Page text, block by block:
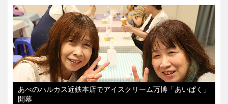
あべのハルカス近鉄本店でアイスクリーム万博「あいぱく」
開幕